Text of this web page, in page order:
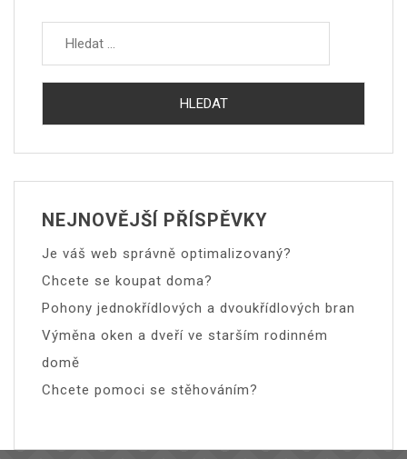
NEJNOVĚJŠÍ PŘÍSPĚVKY
Je váš web správně optimalizovaný?
Chcete se koupat doma?
Pohony jednokřídlových a dvoukřídlových bran
Výměna oken a dveří ve starším rodinném
domě
Chcete pomoci se stěhováním?